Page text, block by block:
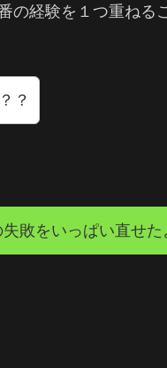
の経験を１つ重ねる
？
敗をいっぱい直せた